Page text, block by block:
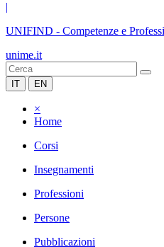
|
UNIFIND - Competenze e
unime.it
IT EN
×
Home
Corsi
Insegnamenti
Professioni
Persone
Pubblicazioni